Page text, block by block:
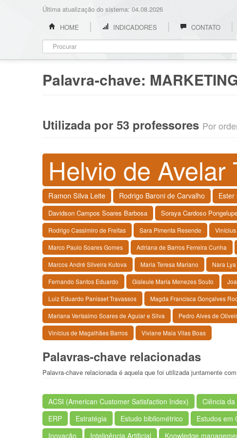
Última atualização do sistema: 04.08.2026
HOME
INDICADORES CONTATO
Palavra-chave:
Utilizada por 53 professores Por
Helvio de Avelar
Ramon Silva Leite
Rodrigo Baroni de Carvalho Ester
Davidson Campos Soares Barbosa
Soraya Cardoso
Rodrigo Cassimiro de Freitas Sara Pimenta Resende
Marco Paulo Soares Gomes Adriana de Barros Ferreira Cunha
Marcos André Silveira Kutova Maria Teresa Mariano Nara
Fernando Santos Eduardo Gisleule Maria Menezes Souto
Luiz Eduardo Panisset Travassos Magda Francisca Gonçalves
Mariana Veríssimo Soares de Aguiar e Silva Pedro Alves de
Vinícius de Magalhães Barros Viviane Maia Vilas Boas
Palavras-chave relacionadas
Palavra-chave relacionada é aquela que foi utilizada juntamente
ACSI (American Customer Satisfaction Index) Ciência
ERP
Estratégia Estudo bibliométrico Estudos em
Inovação
Inteligência Artificial Knowledge